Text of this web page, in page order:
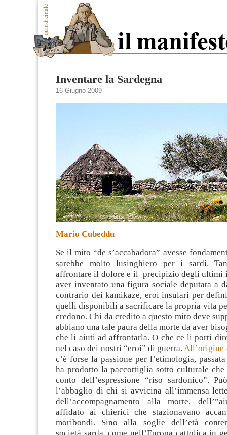
Inventare la Sardegna
16 Giugno 2009
Mario Cubeddu
Se il mito “de s’accabadora” avesse
sarebbe molto lusinghiero per i sardi.
affrontare il dolore e il precipizio degli ultimi
aver inventato una figura sociale deputata a
contrario dei kamikaze, eroi insulari per
quelli disponibili a sacrificare la propria vita
credono. Chi da credito a questo mito deve
abbiano una tale paura della morte da aver
che li aiuti ad affrontarla. O che ce li porti
nel caso dei nostri “eroi” di guerra.All’origine
c’è forse la passione per l’etimologia,
ha prodotto la paccottiglia sotto culturale che
conto dell’espressione “riso sardonico”.
l’abbaglio di chi si avvicina all’immensa
dell’accompagnamento alla morte,
affidato ai chierici che stazionavano
moribondi. Sino alla soglie dell’età